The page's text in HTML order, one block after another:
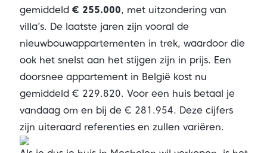
gemiddeld € 255.000, met uitzondering van
villa’s. De laatste jaren zijn vooral de
nieuwbouwappartementen in trek, waardoor die
ook het snelst aan het stijgen zijn in prijs. Een
doorsnee appartement in België kost nu
gemiddeld € 229.820. Voor een huis betaal je
vandaag om en bij de € 281.954. Deze cijfers
zijn uiteraard referenties en zullen variëren.